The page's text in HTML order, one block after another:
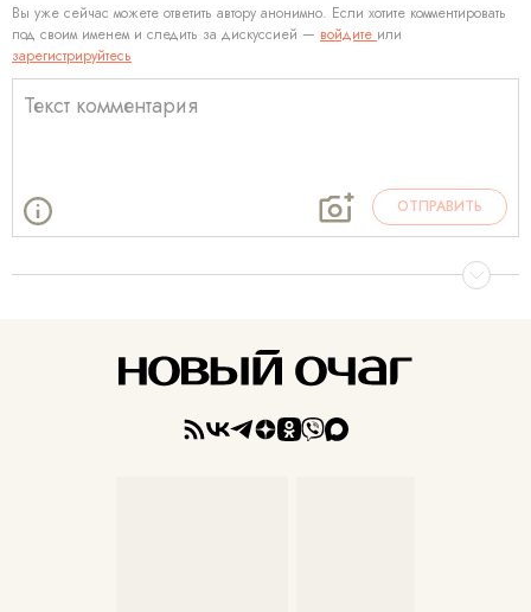
Вы уже сейчас можете ответить автору анонимно. Если хотите комментировать
под своим именем и следить за дискуссией — войдите или
зарегистрируйтесь
ОТПРАВИТЬ